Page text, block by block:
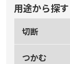
用途から探す
切断
つかむ